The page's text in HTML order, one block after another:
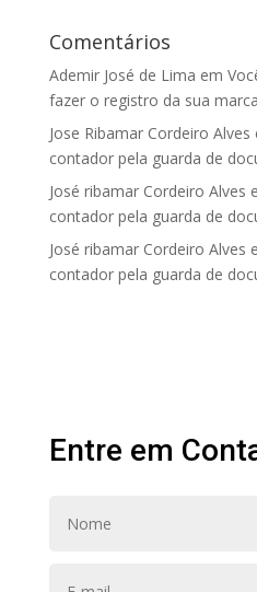
Comentários
Ademir José de Lima em
fazer o registro da sua
Jose Ribamar Cordeiro Alves
contador pela guarda de
José ribamar Cordeiro Alves
contador pela guarda de
José ribamar Cordeiro Alves
contador pela guarda de
Entre em